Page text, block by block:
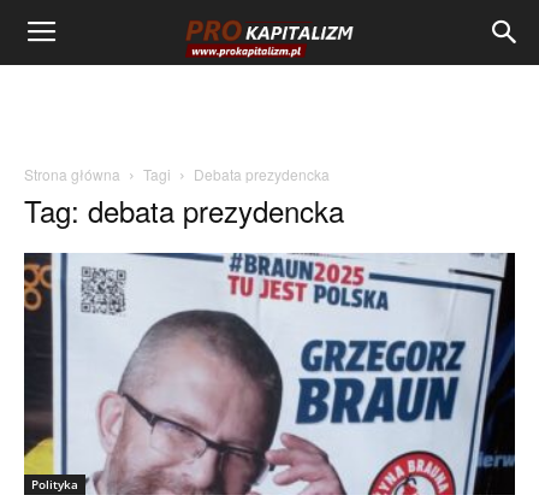
Strona główna Tagi Debata prezydencka
Tag: debata prezydencka
Polityka